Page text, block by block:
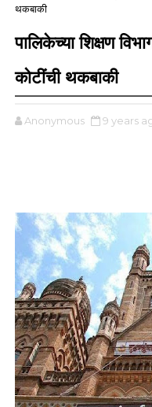
थकबाकी
पालिकेच्या शिक्षण
कोटींची थकबाकी
Anonymous 9 years